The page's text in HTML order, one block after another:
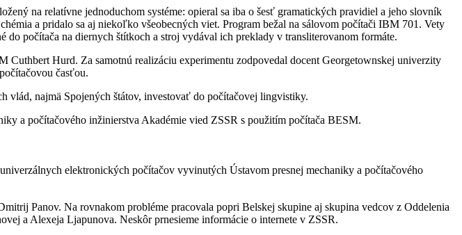
na relatívne jednoduchom systéme: opieral sa iba o šesť gramatických pravidiel a jeho slovník
a pridalo sa aj niekoľko všeobecných viet. Program bežal na sálovom počítači IBM 701. Vety
počítača na diernych štítkoch a stroj vydával ich preklady v transliterovanom formáte.
Hurd. Za samotnú realizáciu experimentu zodpovedal docent Georgetownskej univerzity
časťou.
vlád, najmä Spojených štátov, investovať do počítačovej lingvistiky.
a počítačového inžinierstva Akadémie vied ZSSR s použitím počítača BESM.
elektronických počítačov vyvinutých Ústavom presnej mechaniky a počítačového
Panov. Na rovnakom probléme pracovala popri Belskej skupine aj skupina vedcov z Oddelenia
a Alexeja Ljapunova. Neskôr prnesieme informácie o internete v ZSSR.